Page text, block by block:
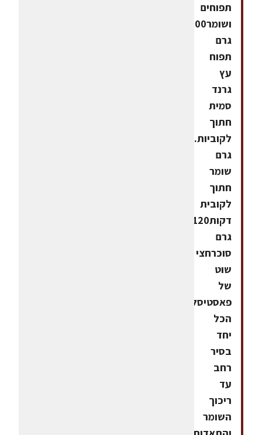
תפוחים
ושומר500
גרם
תפוח
עץ
גרנד
סמית
חתוך
גרם
שומר
חתוך
לקובית
דקות120
גרם
סוכרחצי
שוט
של
פאסטיסלאדות
הכל
יחד
בסיר
רחב
עד
ריכוך
השומר